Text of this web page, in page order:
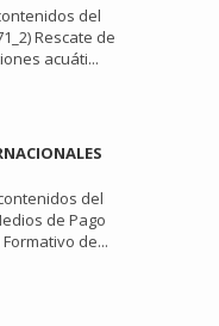
del
Rescate de
acuáti...
del
de Pago
de...